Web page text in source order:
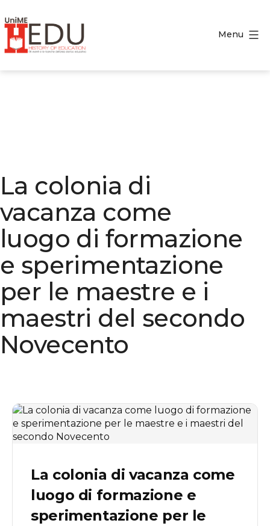
al
contenuto
Menu
La colonia di
vacanza come
luogo di formazione
e sperimentazione
per le maestre e i
maestri del secondo
Novecento
La colonia di vacanza come
luogo di formazione e
sperimentazione per le